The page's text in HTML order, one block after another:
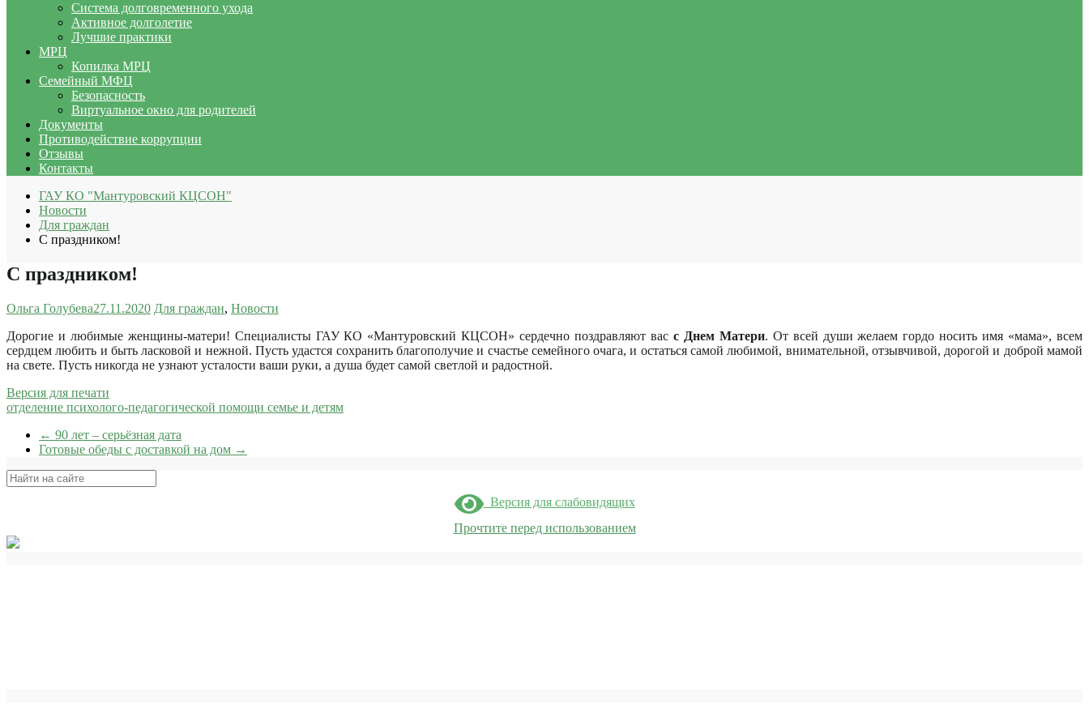
Система долговременного ухода
Активное долголетие
Лучшие практики
МРЦ
Копилка МРЦ
Семейный МФЦ
Безопасность
Виртуальное окно для родителей
Документы
Противодействие коррупции
Отзывы
Контакты
ГАУ КО "Мантуровский КЦСОН"
Новости
Для граждан
С праздником!
С праздником!
Ольга Голубева27.11.2020 Для граждан, Новости
Дорогие и любимые женщины-матери! Специалисты ГАУ КО «Мантуровский КЦСОН» сердечно поздравляют вас с Днем Матери. От всей души желаем гордо носить имя «мама», всем
сердцем любить и быть ласковой и нежной. Пусть удастся сохранить благополучие и счастье семейного очага, и остаться самой любимой, внимательной, отзывчивой, дорогой и доброй мамой
на свете. Пусть никогда не узнают усталости ваши руки, а душа будет самой светлой и радостной.
Версия для печати
отделение психолого-педагогической помощи семье и детям
← 90 лет – серьёзная дата
Готовые обеды с доставкой на дом →
Поиск
Версия для слабовидящих
Прочтите перед использованием